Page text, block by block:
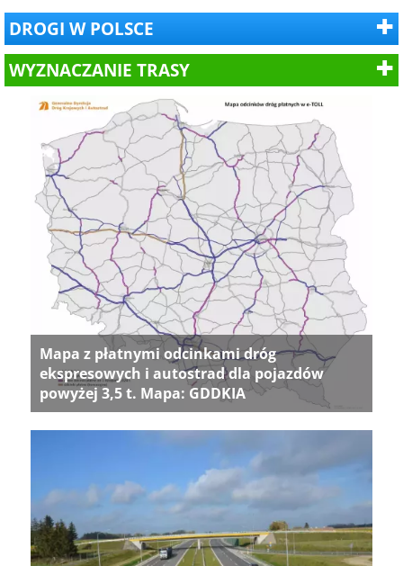
DROGI W POLSCE
WYZNACZANIE TRASY
Mapa z płatnymi odcinkami dróg
ekspresowych i autostrad dla pojazdów
powyżej 3,5 t. Mapa: GDDKIA